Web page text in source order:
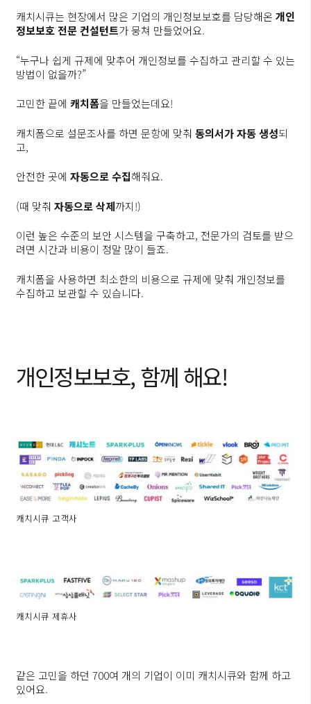
캐치시큐는 현장에서 많은 기업의 개인정보보호를 담당해온 개인
정보보호 전문 컨설턴트가 뭉쳐 만들었어요.
“누구나 쉽게 규제에 맞추어 개인정보를 수집하고 관리할 수 있는
방법이 없을까?”
고민한 끝에 캐치폼을 만들었는데요!
캐치폼으로 설문조사를 하면 문항에 맞춰 동의서가 자동 생성되
고,
안전한 곳에 자동으로 수집해줘요.
(때 맞춰 자동으로 삭제까지!)
이런 높은 수준의 보안 시스템을 구축하고, 전문가의 검토를 받으
려면 시간과 비용이 정말 많이 들죠.
캐치폼을 사용하면 최소한의 비용으로 규제에 맞춰 개인정보를
수집하고 보관할 수 있습니다.
개인정보보호, 함께 해요!
캐치시큐 고객사
캐치시큐 제휴사
같은 고민을 하던 700여 개의 기업이 이미 캐치시큐와 함께 하고
있어요.